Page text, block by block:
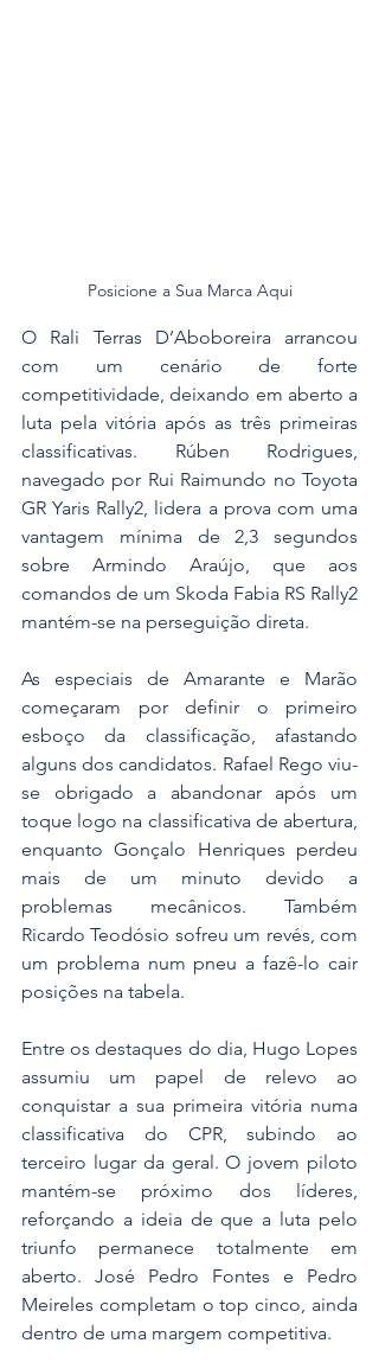
Posicione a Sua Marca Aqui
O Rali Terras D’Aboboreira arrancou
com um cenário de forte
competitividade, deixando em aberto a
luta pela vitória após as três primeiras
classificativas. Rúben Rodrigues,
navegado por Rui Raimundo no Toyota
GR Yaris Rally2, lidera a prova com uma
vantagem mínima de 2,3 segundos
sobre Armindo Araújo, que aos
comandos de um Skoda Fabia RS Rally2
mantém-se na perseguição direta.
As especiais de Amarante e Marão
começaram por definir o primeiro
esboço da classificação, afastando
alguns dos candidatos. Rafael Rego viu-
se obrigado a abandonar após um
toque logo na classificativa de abertura,
enquanto Gonçalo Henriques perdeu
mais de um minuto devido a
problemas mecânicos. Também
Ricardo Teodósio sofreu um revés, com
um problema num pneu a fazê-lo cair
posições na tabela.
Entre os destaques do dia, Hugo Lopes
assumiu um papel de relevo ao
conquistar a sua primeira vitória numa
classificativa do CPR, subindo ao
terceiro lugar da geral. O jovem piloto
mantém-se próximo dos líderes,
reforçando a ideia de que a luta pelo
triunfo permanece totalmente em
aberto. José Pedro Fontes e Pedro
Meireles completam o top cinco, ainda
dentro de uma margem competitiva.